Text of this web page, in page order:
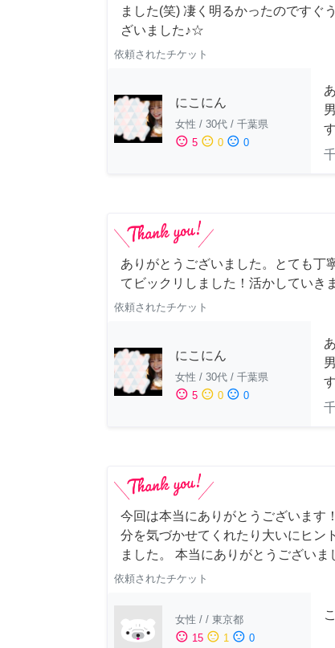
ました(笑) 凄く明るかったのですぐ
ざいました♪☆
依頼されたチケット
にこにん
女性 / 30代 / 千葉県
sentiment_satisfied 5 sentiment_neutral 0 sentiment_dissatisfied 0
ありがとうございました。とても丁
てビックリしました！活かしていき
依頼されたチケット
にこにん
女性 / 30代 / 千葉県
sentiment_satisfied 5 sentiment_neutral 0 sentiment_dissatisfied 0
今回は本当にありがとうございます
分を気づかせてくれたり大いにヒン
ました。 本当にありがとうございま
依頼されたチケット
女性 / / 東京都
sentiment_satisfied 15 sentiment_neutral 1 sentiment_dissatisfied 0